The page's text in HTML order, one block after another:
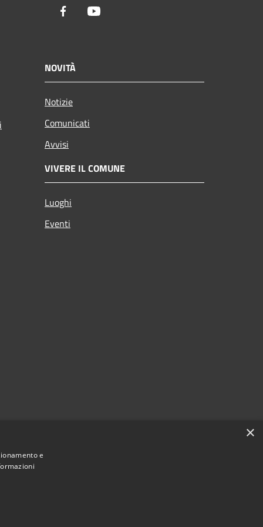
Facebook
NOVITÀ
Notizie
Comunicati
Avvisi
VIVERE IL COMUNE
Luoghi
Eventi
×
e